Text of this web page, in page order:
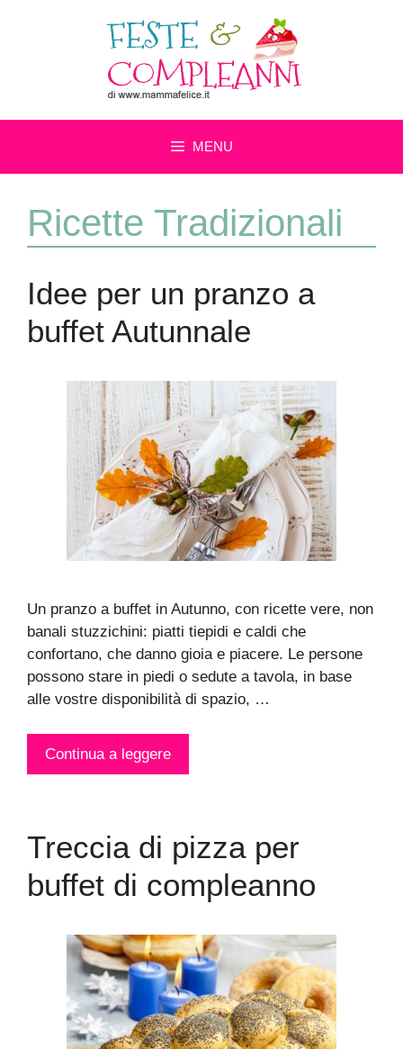
MENU
Ricette Tradizionali
Idee per un pranzo a
buffet Autunnale
Un pranzo a buffet in Autunno, con ricette vere, non
banali stuzzichini: piatti tiepidi e caldi che
confortano, che danno gioia e piacere. Le persone
possono stare in piedi o sedute a tavola, in base
alle vostre disponibilità di spazio, …
Continua a leggere
Treccia di pizza per
buffet di compleanno